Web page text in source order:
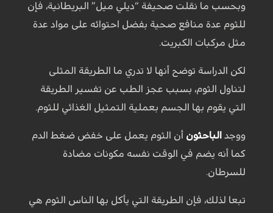
وبحسب ما نقلت صحيفة “ديلي ميل” البريطانية، فإن
للثوم عدة منافع صحية بفضل احتوائه على مواد عدة
مثل مركبات الكبريت.
لكن الدراسة توضح أنها لا تدري ما الطريقة المثلى
لتناول الثوم، بسبب عجز الطب عن تفسير الطريقة
التي يقوم بها الجسم بعملية التمثيل الغذائي للثوم.
ووجد الباحثون أن الثوم يعمل على خفض ضغط الدم
كما أنه يضم في الوقت نفسه مكونات مضادة
للسرطان.
تبعا لذلك، فإن الطريقة التي يأكل بها الناس الثوم هي